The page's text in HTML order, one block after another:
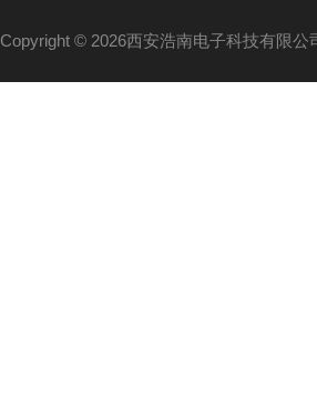
Copyright © 2026西安浩南电子科技有限